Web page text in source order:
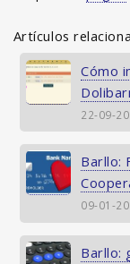
Artículos
Cómo
22-09-
Barllo:
09-01-
Barllo: